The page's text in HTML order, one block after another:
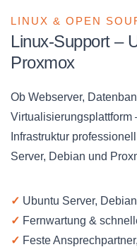
LINUX & OPEN
Linux-Support –
Proxmox
Ob Webserver,
Virtualisierungsplattform
Infrastruktur
Server, Debian und
✓ Ubuntu Server,
✓ Fernwartung &
✓ Feste